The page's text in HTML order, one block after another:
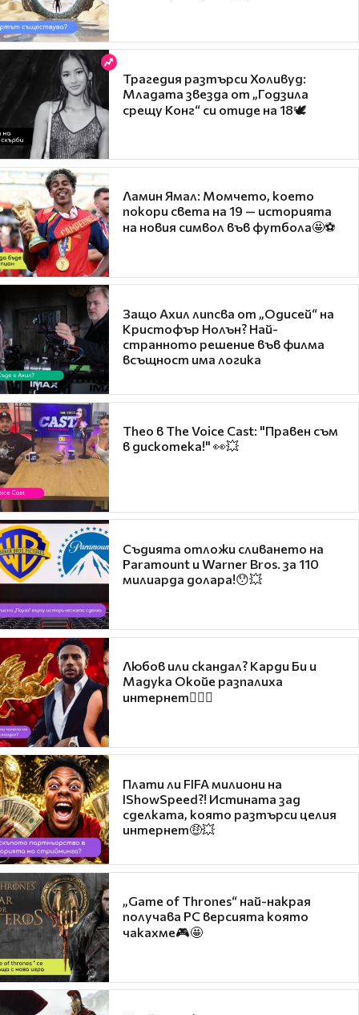
Трагедия разтърси Холивуд:
Младата звезда от „Годзила
срещу Конг“ си отиде на 18🕊️
Ламин Ямал: Момчето, което
покори света на 19 — историята
на новия символ във футбола🤩⚽
Защо Ахил липсва от „Одисей“ на
Кристофър Нолън? Най-
странното решение във филма
всъщност има логика
Theo в The Voice Cast: "Правен съм
в дискотека!" 👀💥
Съдията отложи сливането на
Paramount и Warner Bros. за 110
милиарда долара!😯💥
Любов или скандал? Карди Би и
Мадука Окойе разпалиха
интернет❤️‍🔥🔥
Плати ли FIFA милиони на
IShowSpeed?! Истината зад
сделката, която разтърси целия
интернет🤑💥
„Game of Thrones“ най-накрая
получава PC версията която
чакахме🎮🤩